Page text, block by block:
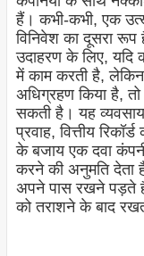
हैं। कभी-कभी, एक
विनिवेश का दूसरा रूप
उदाहरण के लिए, यदि
में काम करती है,
अधिग्रहण किया है,
सकती है। यह
प्रवाह, वित्तीय
के बजाय एक दवा
करने की अनुमति देता
अपने पास रखने पड़ते
को तराशने के बाद